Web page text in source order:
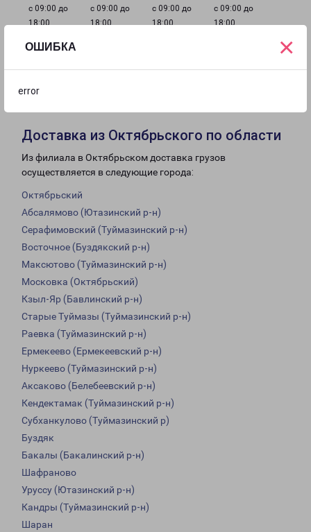
ОШИБКА
error
×
с 09:00 до
18:00
с 09:00 до
18:00
с 09:00 до
18:00
с 09:00 до
18:00
с 09:00 до
Выходной Выходной
Доставка из Октябрьского по области
Из филиала в Октябрьском доставка грузов
осуществляется в следующие города:
Октябрьский
Абсалямово (Ютазинский р-н)
Серафимовский (Туймазинский р-н)
Восточное (Буздякский р-н)
Максютово (Туймазинский р-н)
Московка (Октябрьский)
Кзыл-Яр (Бавлинский р-н)
Старые Туймазы (Туймазинский р-н)
Раевка (Туймазинский р-н)
Ермекеево (Ермекеевский р-н)
Нуркеево (Туймазинский р-н)
Аксаково (Белебеевский р-н)
Кендектамак (Туймазинский р-н)
Субханкулово (Туймазинский р)
Буздяк
Бакалы (Бакалинский р-н)
Шафраново
Уруссу (Ютазинский р-н)
Кандры (Туймазинский р-н)
Шаран